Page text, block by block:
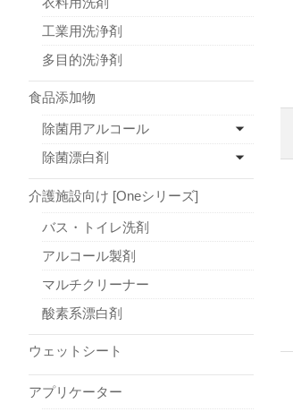
工業用洗浄剤
多目的洗浄剤
食品添加物
除菌用アルコール
除菌漂白剤
介護施設向け [Oneシリーズ]
バス・トイレ洗剤
アルコール製剤
マルチクリーナー
酸素系漂白剤
ウェットシート
アプリケーター